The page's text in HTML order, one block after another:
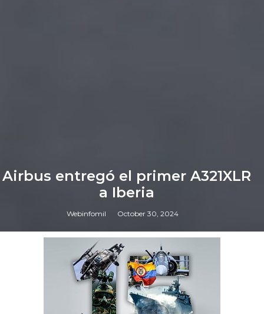
Airbus entregó el primer A321XLR
a Iberia
Webinfomil October 30, 2024